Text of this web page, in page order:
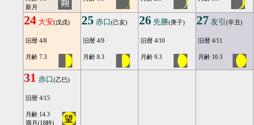
新月
24 大安(戊戌)
旧暦 4/8
月齢 7.3
25 赤口(己亥)
旧暦 4/9
月齢 8.3
26 先勝(庚子)
旧暦 4/10
月齢 9.3
27 友引 (辛丑)
旧暦 4/11
月齢 10.3
31 赤口(乙巳)
旧暦 4/15
月齢 14.3
満月(18時)